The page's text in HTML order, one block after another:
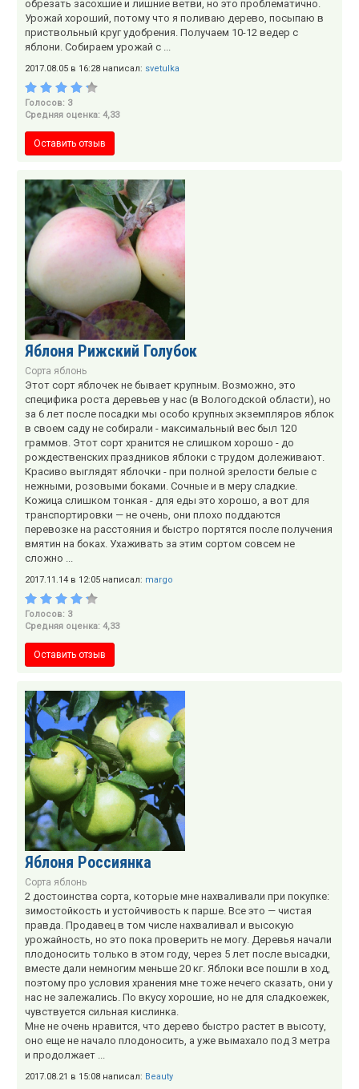
обрезать засохшие и лишние ветви, но это проблематично.
Урожай хороший, потому что я поливаю дерево, посыпаю в
приствольный круг удобрения. Получаем 10-12 ведер с
яблони. Собираем урожай с ...
2017.08.05 в 16:28 написал: svetulka
Голосов: 3
Средняя оценка: 4,33
Оставить отзыв
Яблоня Рижский Голубок
Сорта яблонь
Этот сорт яблочек не бывает крупным. Возможно, это
специфика роста деревьев у нас (в Вологодской области), но
за 6 лет после посадки мы особо крупных экземпляров яблок
в своем саду не собирали - максимальный вес был 120
граммов. Этот сорт хранится не слишком хорошо - до
рождественских праздников яблоки с трудом долеживают.
Красиво выглядят яблочки - при полной зрелости белые с
нежными, розовыми боками. Сочные и в меру сладкие.
Кожица слишком тонкая - для еды это хорошо, а вот для
транспортировки — не очень, они плохо поддаются
перевозке на расстояния и быстро портятся после получения
вмятин на боках. Ухаживать за этим сортом совсем не
сложно ...
2017.11.14 в 12:05 написал: margo
Голосов: 3
Средняя оценка: 4,33
Оставить отзыв
Яблоня Россиянка
Сорта яблонь
2 достоинства сорта, которые мне нахваливали при покупке:
зимостойкость и устойчивость к парше. Все это — чистая
правда. Продавец в том числе нахваливал и высокую
урожайность, но это пока проверить не могу. Деревья начали
плодоносить только в этом году, через 5 лет после высадки,
вместе дали немногим меньше 20 кг. Яблоки все пошли в ход,
поэтому про условия хранения мне тоже нечего сказать, они у
нас не залежались. По вкусу хорошие, но не для сладкоежек,
чувствуется сильная кислинка.
Мне не очень нравится, что дерево быстро растет в высоту,
оно еще не начало плодоносить, а уже вымахало под 3 метра
и продолжает ...
2017.08.21 в 15:08 написал: Beauty